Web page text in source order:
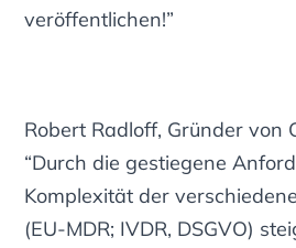
veröffentlichen!”
Robert Radloff, Gründer von
“Durch die gestiegene
Komplexität der
(EU-MDR; IVDR, DSGVO)